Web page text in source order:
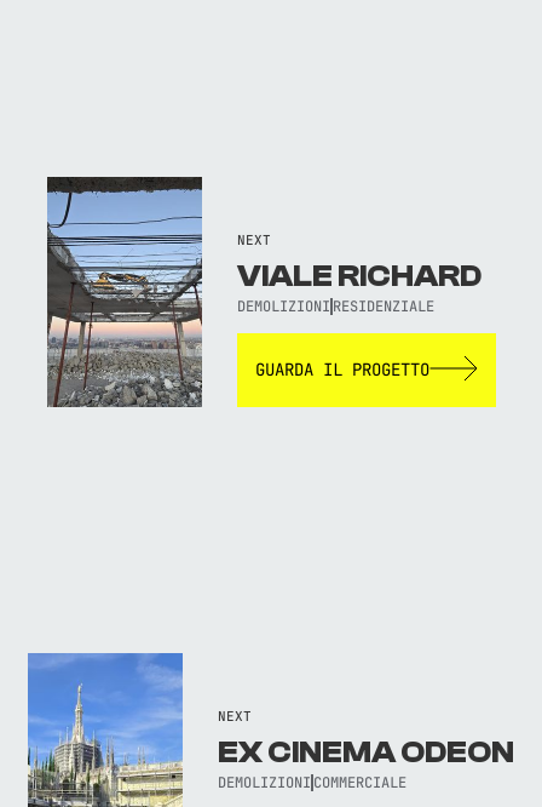
NEXT
VIALE RICHARD
DEMOLIZIONI RESIDENZIALE
GUARDA IL PROGETTO
NEXT
EX CINEMA ODEON
DEMOLIZIONI COMMERCIALE